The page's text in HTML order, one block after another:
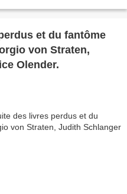
et du fantôme
von Straten,
Olender.